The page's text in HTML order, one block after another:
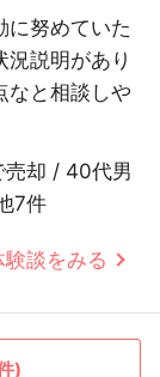
に努めていた
説明があり
なと相談しや
売却 / 40代男
7件
談をみる
)